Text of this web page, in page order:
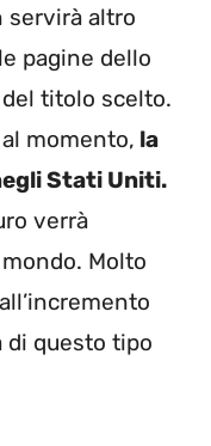
servirà altro
pagine dello
titolo scelto.
momento, la
Stati Uniti.
verrà
Molto
di questo tipo